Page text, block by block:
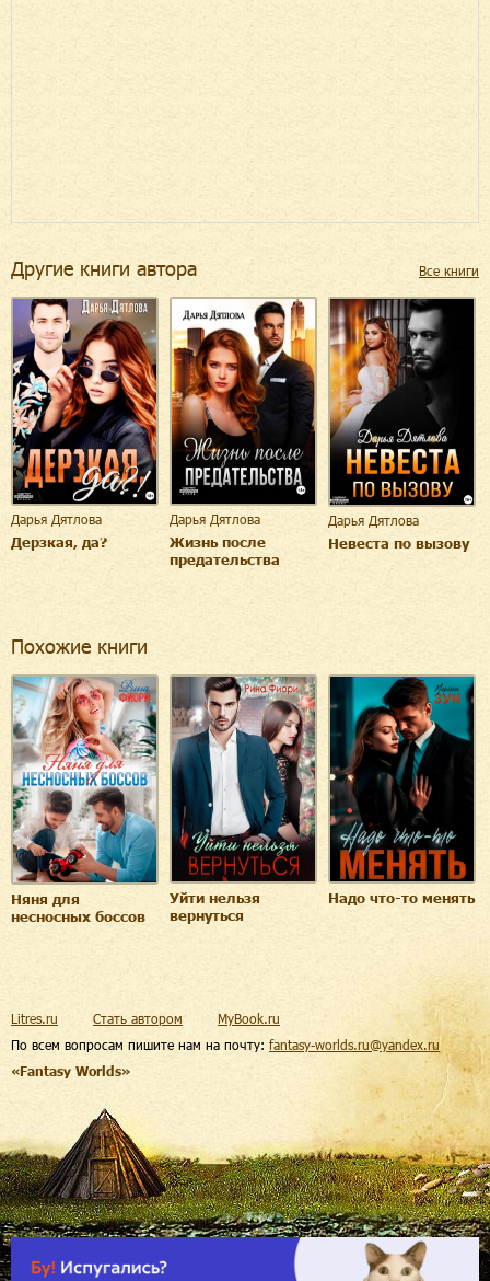
Другие книги автора Все книги
Дарья Дятлова
Дерзкая, да?
Дарья Дятлова
Жизнь после
предательства
Дарья Дятлова
Невеста по вызову
Похожие книги
Няня для
несносных боссов
Уйти нельзя
вернуться
Надо что-то менять
По всем вопросам пишите нам на почту: fantasy-worlds.ru@yandex.ru
«Fantasy Worlds»
Litres.ru Стать автором MyBook.ru